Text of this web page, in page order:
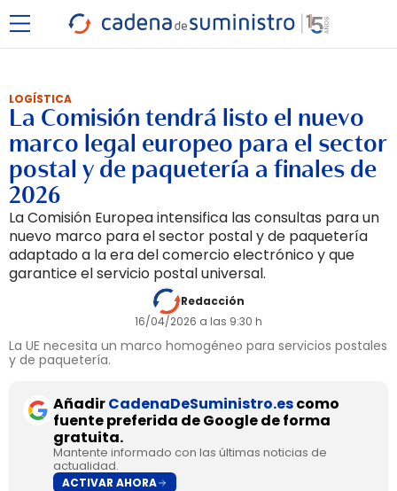
LOGÍSTICA
La Comisión tendrá listo el nuevo
marco legal europeo para el sector
postal y de paquetería a finales de
2026
La Comisión Europea intensifica las consultas para un
nuevo marco para el sector postal y de paquetería
adaptado a la era del comercio electrónico y que
garantice el servicio postal universal.
Redacción
16/04/2026 a las 9:30 h
La UE necesita un marco homogéneo para servicios postales
y de paquetería.
AñadirCadenaDeSuministro.escomo
fuente preferida de Google de forma
gratuita.
Mantente informado con las últimas noticias de
actualidad.
ACTIVAR AHORA